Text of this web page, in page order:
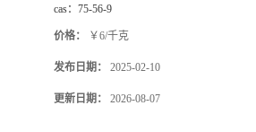
cas： 75-56-9
价格： ￥6/千克
发布日期： 2025-02-10
更新日期： 2026-08-07